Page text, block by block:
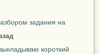
задания на
короткий